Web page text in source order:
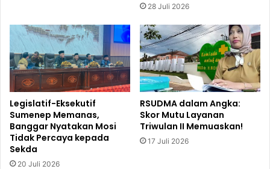
28 Juli 2026
Legislatif-Eksekutif
Sumenep Memanas,
Banggar Nyatakan Mosi
Tidak Percaya kepada
Sekda
20 Juli 2026
RSUDMA dalam Angka:
Skor Mutu Layanan
Triwulan II Memuaskan!
17 Juli 2026